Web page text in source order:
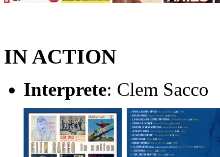
IN ACTION
Interprete: Clem Sacco